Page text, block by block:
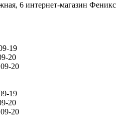
6 интернет-магазин Феникс
19
20
20
19
20
20